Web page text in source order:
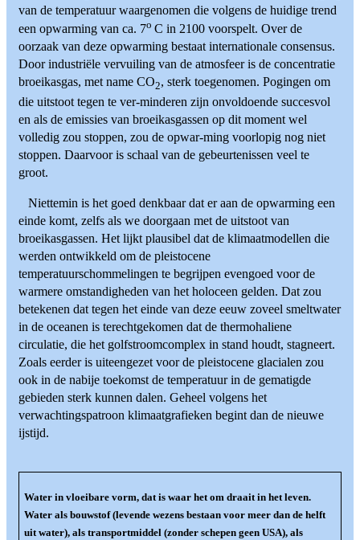
van de temperatuur waargenomen die volgens de huidige trend
een opwarming van ca. 7o C in 2100 voorspelt. Over de
oorzaak van deze opwarming bestaat internationale consensus.
Door industriële vervuiling van de atmosfeer is de concentratie
broeikasgas, met name CO2, sterk toegenomen. Pogingen om
die uitstoot tegen te ver-minderen zijn onvoldoende succesvol
en als de emissies van broeikasgassen op dit moment wel
volledig zou stoppen, zou de opwar-ming voorlopig nog niet
stoppen. Daarvoor is schaal van de gebeurtenissen veel te
groot.
Niettemin is het goed denkbaar dat er aan de opwarming een
einde komt, zelfs als we doorgaan met de uitstoot van
broeikasgassen. Het lijkt plausibel dat de klimaatmodellen die
werden ontwikkeld om de pleistocene
temperatuurschommelingen te begrijpen evengoed voor de
warmere omstandigheden van het holoceen gelden. Dat zou
betekenen dat tegen het einde van deze eeuw zoveel smeltwater
in de oceanen is terechtgekomen dat de thermohaliene
circulatie, die het golfstroomcomplex in stand houdt, stagneert.
Zoals eerder is uiteengezet voor de pleistocene glacialen zou
ook in de nabije toekomst de temperatuur in de gematigde
gebieden sterk kunnen dalen. Geheel volgens het
verwachtingspatroon klimaatgrafieken begint dan de nieuwe
ijstijd.
Water in vloeibare vorm, dat is waar het om draait in het leven.
Water als bouwstof (levende wezens bestaan voor meer dan de helft
uit water), als transportmiddel (zonder schepen geen USA), als